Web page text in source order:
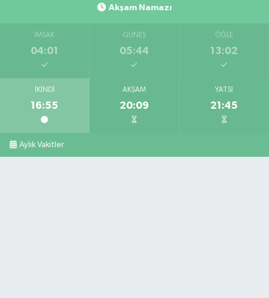
Akşam Namazı
İMSAK
04:01
GÜNEŞ
05:44
ÖĞLE
13:02
İKINDI
16:55
AKŞAM
20:09
YATSI
21:45
Aylık Vakitler